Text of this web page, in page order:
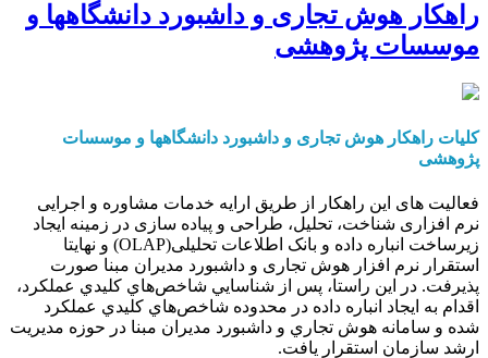
راهکار هوش تجاری و داشبورد دانشگاهها و
موسسات پژوهشی
کلیات راهکار هوش تجاری و داشبورد دانشگاهها و موسسات
پژوهشی
فعالیت های این راهکار از طریق ارایه خدمات مشاوره و اجرایی
نرم افزاری شناخت، تحلیل، طراحی و پیاده سازی در زمینه ایجاد
زیرساخت انباره داده و بانک اطلاعات تحلیلی(OLAP) و نهایتا
استقرار نرم افزار هوش تجاری و داشبورد مدیران مبنا صورت
پذیرفت. در این راستا، پس از شناسايي شاخص‌هاي كليدي عملكرد،
اقدام به ايجاد انباره داده در محدوده شاخص‌هاي كليدي عملكرد
شده و سامانه هوش تجاري و داشبورد مديران مبنا در حوزه مديريت
ارشد سازمان استقرار یافت.